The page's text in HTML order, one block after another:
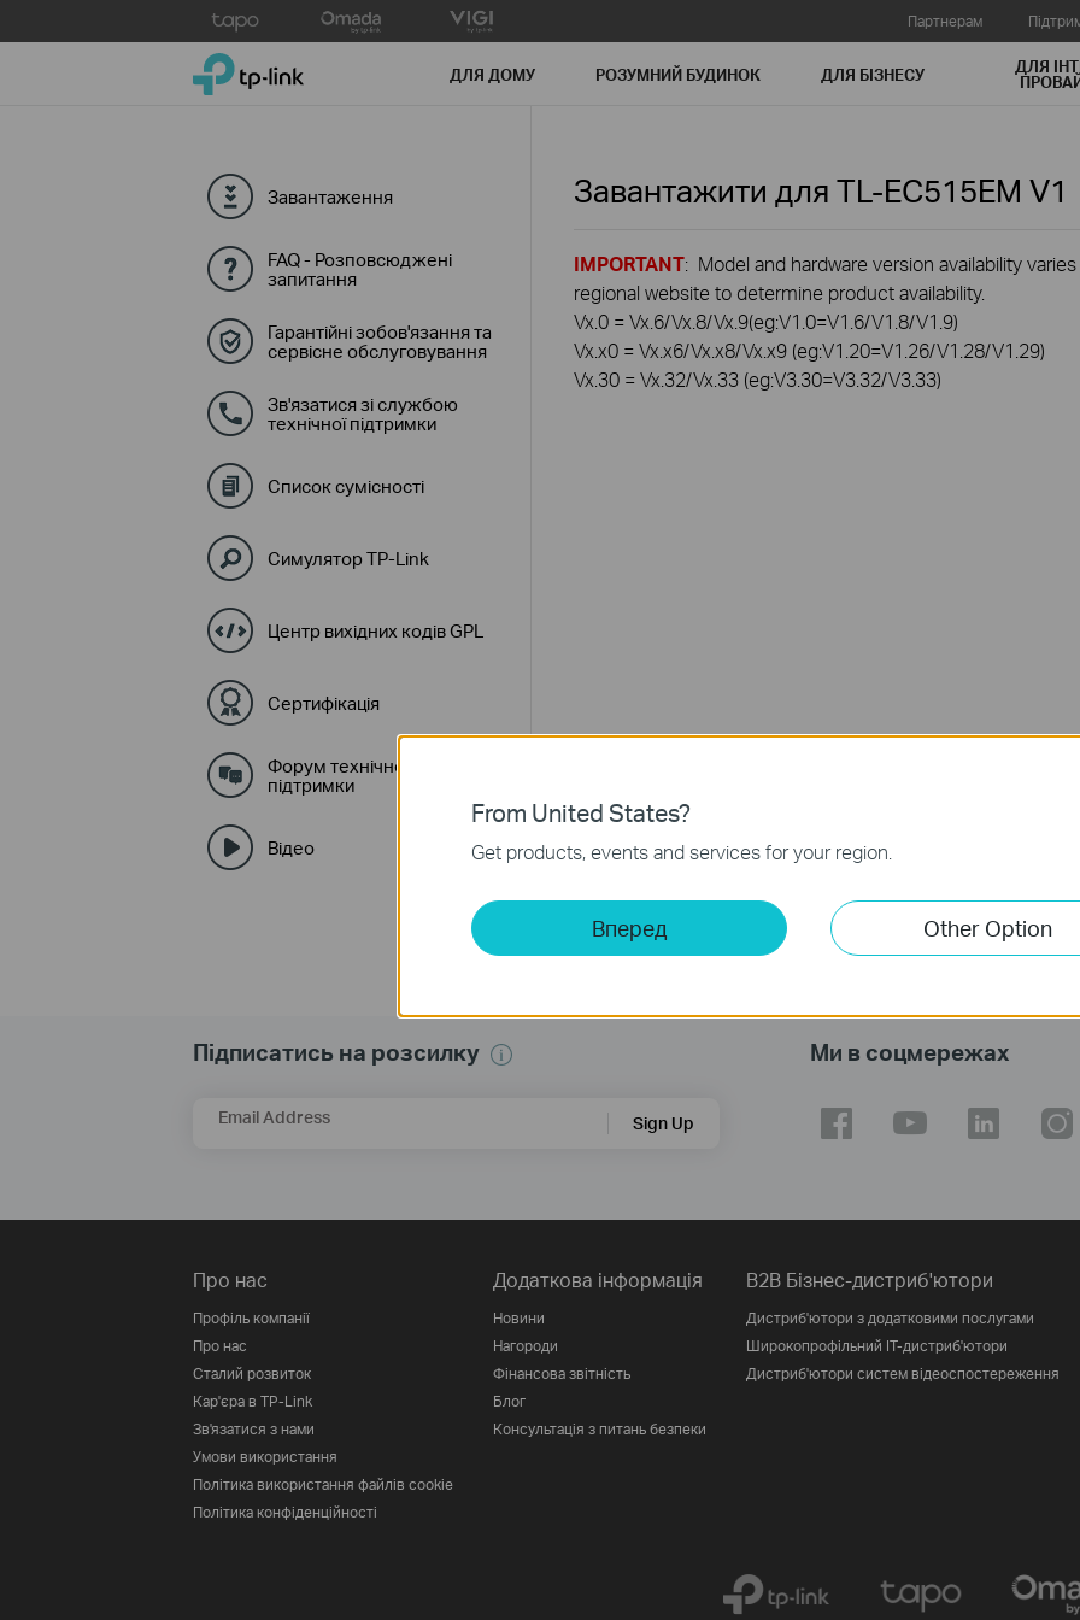
to
Партнерам
TP-Link, Reliably Smart ДЛЯ ДОМУ РОЗУМНИЙ БУДИНОК ДЛЯ БIЗНЕСУ ДЛЯ
Завантаження
FAQ - Розповсюджені
запитання
Гарантійні зобов'язання та
сервісне обслуговування
Зв'язатися зі службою
технічної підтримки
Список сумісності
Симулятор TP-Link
Центр вихідних кодів GPL
Сертифікація
Форум технічної
підтримки
Відео
Завантажити для TL-EC515EM V1
IMPORTANT: Model and hardware version availability
regional website to determine product availability.
Vx.0 = Vx.6/Vx.8/Vx.9(eg:V1.0=V1.6/V1.8/V1.9)
Vx.x0 = Vx.x6/Vx.x8/Vx.x9 (eg:V1.20=V1.26/V1.28/V1.29)
Vx.30 = Vx.32/Vx.33 (eg:V3.30=V3.32/V3.33)
Підписатись на розсилку
Email Address Sign Up
Ми в соцмережах
Про нас
Профіль компанії
Про нас
Сталий розвиток
Кар'єра в TP-Link
Зв'язатися з нами
Умови використання
Політика використання файлів cookie
Політика конфіденційності
Додаткова інформація
Новини
Нагороди
Фінансова звітність
Блог
Консультація з питань безпеки
B2B Бізнес-дистриб'ютори
Дистриб'ютори з додатковими послугами
Широкопрофільний IT-дистриб'ютори
Дистриб'ютори систем відеоспостереження
From United States?
Get products, events and services for your region.
Вперед Other Option